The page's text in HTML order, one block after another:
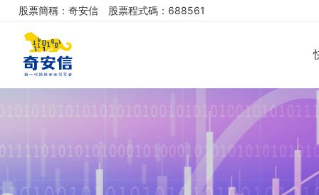
股票簡稱：奇安信 股票程式碼：688561